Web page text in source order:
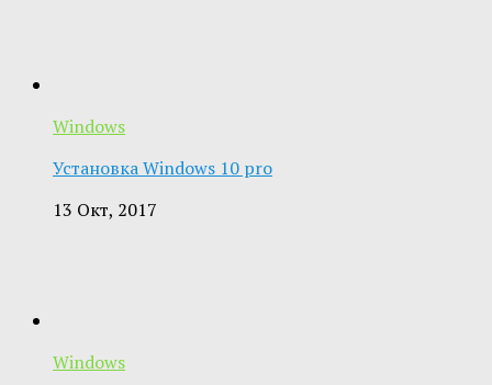
Windows
Установка Windows 10 pro
13 Окт, 2017
Windows